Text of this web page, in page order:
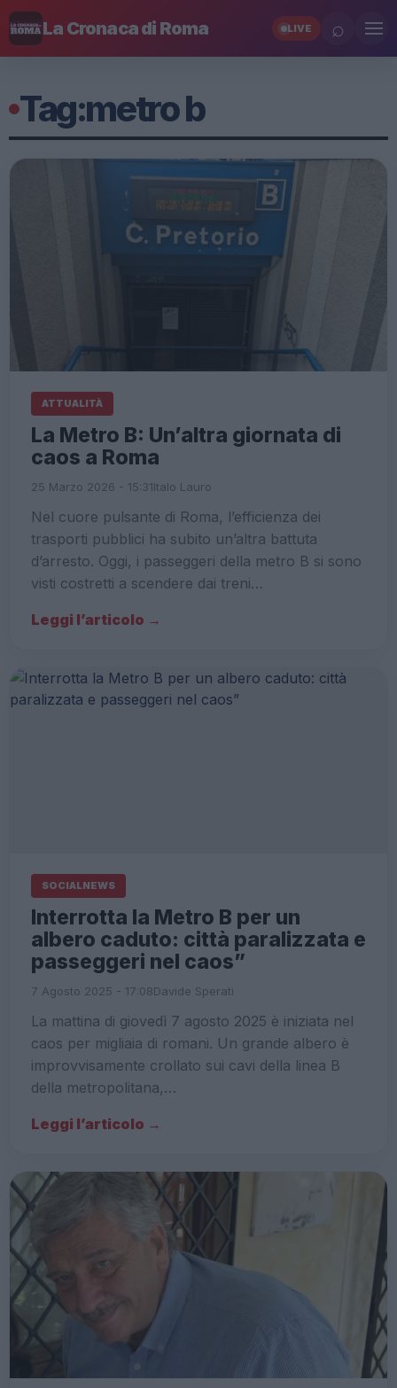
La Cronaca di Roma LIVE ⌕
Tag:metro b
ATTUALITÀ
La Metro B: Un’altra giornata di
caos a Roma
25 Marzo 2026 - 15:31Italo Lauro
Nel cuore pulsante di Roma, l’efficienza dei
trasporti pubblici ha subito un’altra battuta
d’arresto. Oggi, i passeggeri della metro B si sono
visti costretti a scendere dai treni…
Leggi l’articolo →
SOCIALNEWS
Interrotta la Metro B per un
albero caduto: città paralizzata e
passeggeri nel caos”
7 Agosto 2025 - 17:08Davide Sperati
La mattina di giovedì 7 agosto 2025 è iniziata nel
caos per migliaia di romani. Un grande albero è
improvvisamente crollato sui cavi della linea B
della metropolitana,…
Leggi l’articolo →